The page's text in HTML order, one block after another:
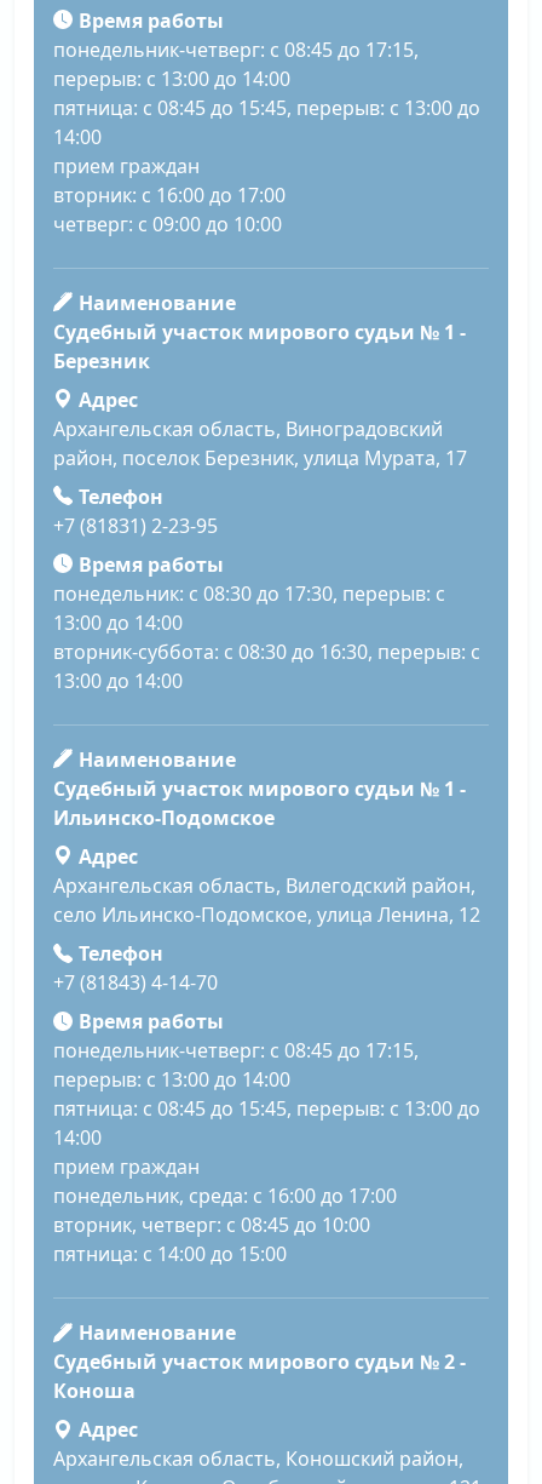
Время работы
понедельник-четверг: с 08:45 до 17:15,
перерыв: с 13:00 до 14:00
пятница: с 08:45 до 15:45, перерыв: с 13:00 до
14:00
прием граждан
вторник: с 16:00 до 17:00
четверг: с 09:00 до 10:00
Наименование
Судебный участок мирового судьи № 1 -
Березник
Адрес
Архангельская область, Виноградовский
район, поселок Березник, улица Мурата, 17
Телефон
+7 (81831) 2-23-95
Время работы
понедельник: с 08:30 до 17:30, перерыв: с
13:00 до 14:00
вторник-суббота: с 08:30 до 16:30, перерыв: с
13:00 до 14:00
Наименование
Судебный участок мирового судьи № 1 -
Ильинско-Подомское
Адрес
Архангельская область, Вилегодский район,
село Ильинско-Подомское, улица Ленина, 12
Телефон
+7 (81843) 4-14-70
Время работы
понедельник-четверг: с 08:45 до 17:15,
перерыв: с 13:00 до 14:00
пятница: с 08:45 до 15:45, перерыв: с 13:00 до
14:00
прием граждан
понедельник, среда: с 16:00 до 17:00
вторник, четверг: с 08:45 до 10:00
пятница: с 14:00 до 15:00
Наименование
Судебный участок мирового судьи № 2 -
Коноша
Адрес
Архангельская область, Коношский район,